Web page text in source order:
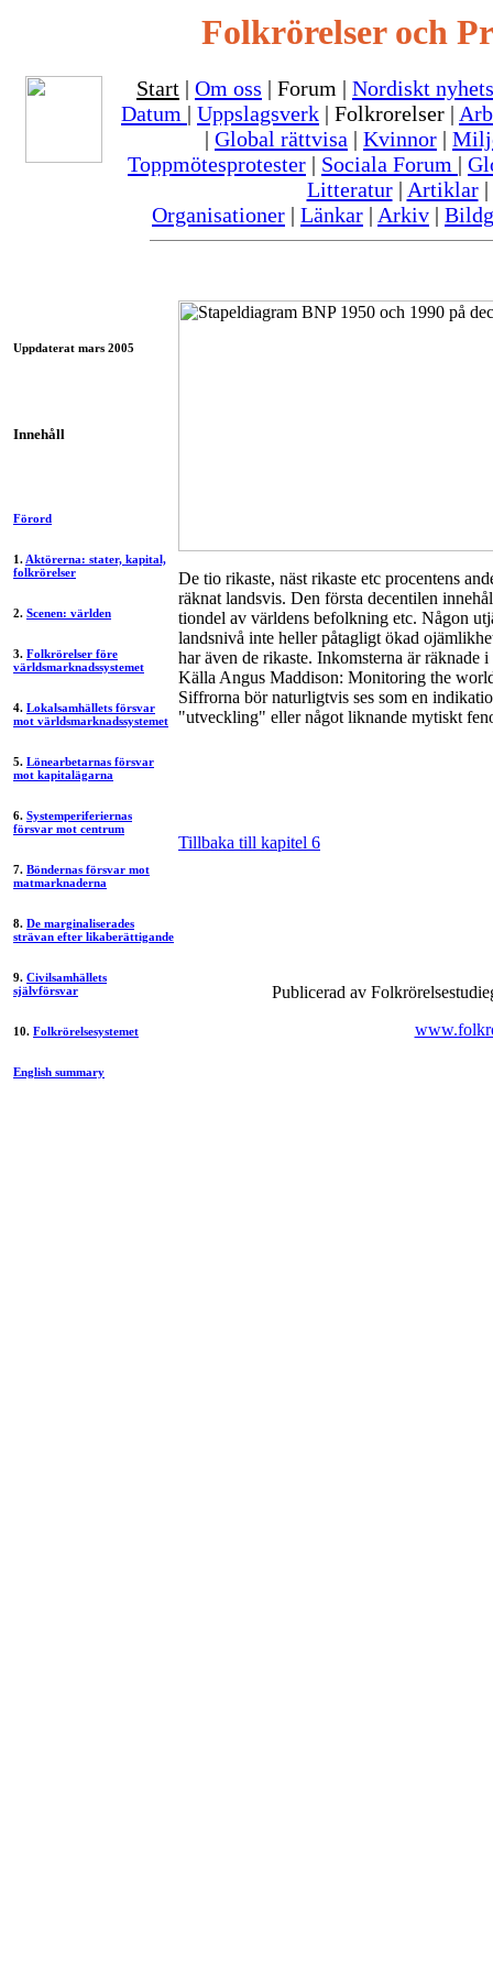
Folkrörelser och
Start | Om oss | Forum | Nordiskt
Datum | Uppslagsverk | Folkrorelser |
| Global rättvisa | Kvinnor |
Toppmötesprotester | Sociala Forum |
Litteratur| Artiklar|
Organisationer | Länkar | Arkiv |
Uppdaterat mars 2005
Innehåll
Förord
1. Aktörerna: stater, kapital,
folkrörelser
2. Scenen: världen
3. Folkrörelser före
världsmarknadssystemet
4. Lokalsamhällets försvar
mot världsmarknadssystemet
5. Lönearbetarnas försvar
mot kapitalägarna
6. Systemperiferiernas
försvar mot centrum
7. Böndernas försvar mot
matmarknaderna
8. De marginaliserades
strävan efter likaberättigande
9. Civilsamhällets
självförsvar
10. Folkrörelsesystemet
English summary
De tio rikaste, näst rikaste etc procentens
räknat landsvis. Den första decentilen
tiondel av världens befolkning etc. Någon
landsnivå inte heller påtagligt ökad
har även de rikaste. Inkomsterna är
Källa Angus Maddison: Monitoring the
Siffrorna bör naturligtvis ses som en
"utveckling" eller något liknande mytiskt
Tillbaka till kapitel 6
Publicerad av